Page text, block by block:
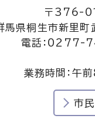
〒376-
馬県桐生市新里
電話：0277-
業務時間：午
市